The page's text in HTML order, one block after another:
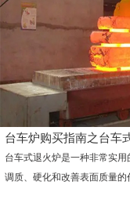
台车炉购买指南之台车
台车式退火炉是一种非常实
调质、硬化和改善表面质量的